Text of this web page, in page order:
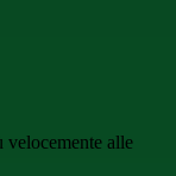
velocemente alle